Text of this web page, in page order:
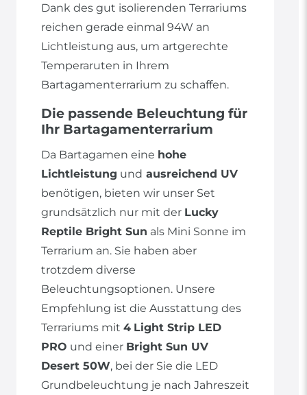
Dank des gut isolierenden Terrariums
reichen gerade einmal 94W an
Lichtleistung aus, um artgerechte
Temperaruten in Ihrem
Bartagamenterrarium zu schaffen.
Die passende Beleuchtung für
Ihr Bartagamenterrarium
Da Bartagamen eine hohe
Lichtleistung und ausreichend UV
benötigen, bieten wir unser Set
grundsätzlich nur mit der Lucky
Reptile Bright Sun als Mini Sonne im
Terrarium an. Sie haben aber
trotzdem diverse
Beleuchtungsoptionen. Unsere
Empfehlung ist die Ausstattung des
Terrariums mit 4 Light Strip LED
PRO und einer Bright Sun UV
Desert 50W, bei der Sie die LED
Grundbeleuchtung je nach Jahreszeit